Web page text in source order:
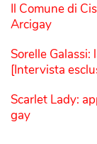
Il Comune di
Arcigay
Sorelle Galassi:
[Intervista
Scarlet Lady:
gay